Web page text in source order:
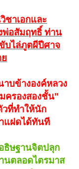
ชาเอกและ
พ่อสัมฤทธิ์ ท่าน
บไล่ภูตผีปีศาจ
บข้างองค์หลวง
ครองสองชั้น"
วที่ทำให้นัก
แฝดได้ทันที
ธิษฐานจิตปลุก
นตลอดไตรมาส